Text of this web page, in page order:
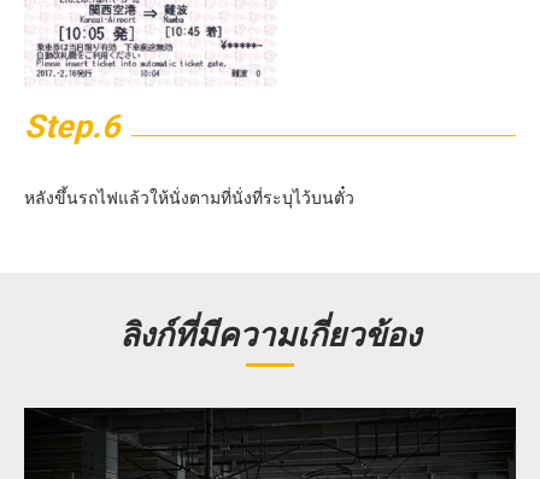
Step.6
หลังขึ้นรถไฟแล้วให้นั่งตามที่นั่งที่ระบุไว้บนตั๋ว
ลิงก์ที่มีความเกี่ยวข้อง